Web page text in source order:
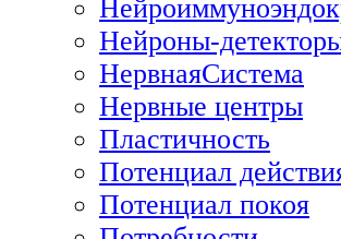
Нейроны-
НервнаяСистема
Нервные центры
Пластичность
Потенциал
Потенциал покоя